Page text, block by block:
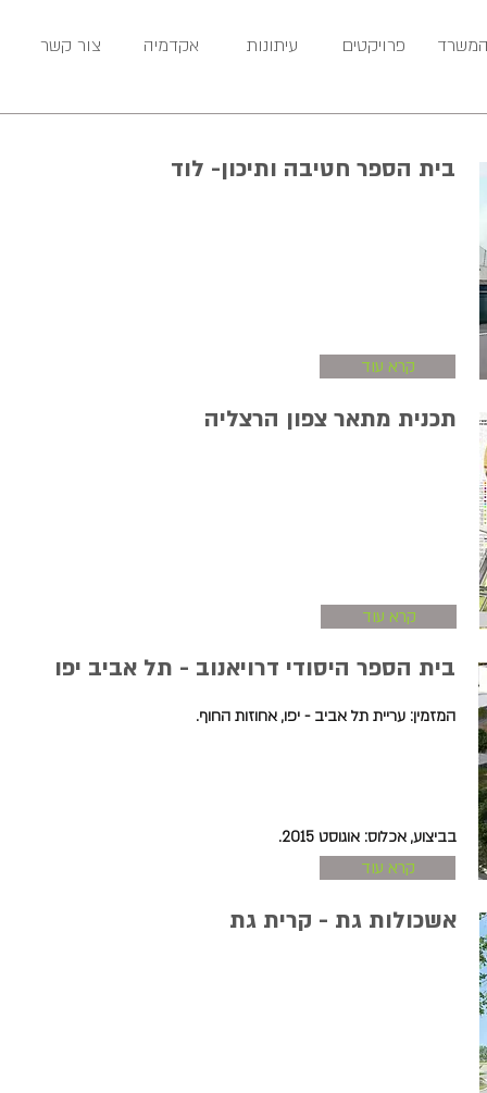
פרויקטים אקדמיה עיתונות צור קשר
בית הספר חטיבה ותיכון- לוד
קרא עוד
תכנית מתאר צפון הרצליה
קרא עוד
בית הספר היסודי דרויאנוב - תל אביב יפו
המזמין: עריית תל אביב - יפו, אחוזות החוף.
קרא עוד
אשכולות גת - קרית גת
בביצוע, אכלוס: אוגוסט 2015.